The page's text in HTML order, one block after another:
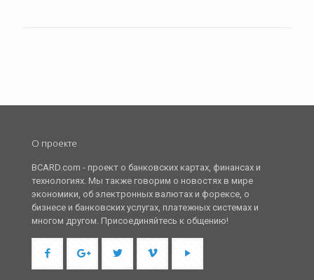
О проекте
BCARD.com - проект о банковских картах, финансах и
технологиях. Мы также говорим о новостях в мире
экономики, об электронных валютах и форексе, о
бизнесе и банковских услугах, платежных системах и
многом другом. Присоединяйтесь к общению!